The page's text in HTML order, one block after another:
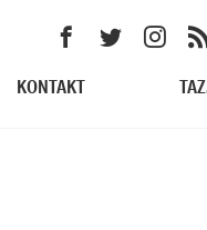
KONTAKT